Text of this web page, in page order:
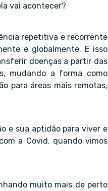
vai acontecer?
repetitiva e recorrente
e globalmente. E isso
doenças a partir das
mudando a forma como
para áreas mais remotas,
e sua aptidão para viver e
a Covid, quando vimos
muito mais de perto